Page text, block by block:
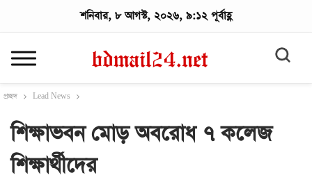
শনিবার, ৮ আগস্ট, ২০২৬, ৯:১২ পূর্বাহ্ণ
প্রচ্ছদ Lead News
শিক্ষাভবন মোড় অবরোধ ৭ কলেজ
শিক্ষার্থীদের